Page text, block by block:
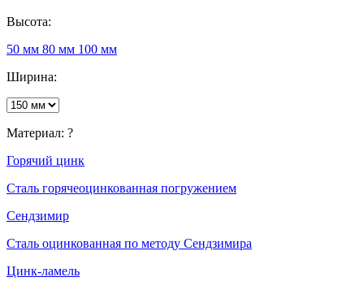
Высота:
50 мм 80 мм 100 мм
Ширина:
Материал: ?
Горячий цинк
Сталь горячеоцинкованная погружением
Сендзимир
Сталь оцинкованная по методу Сендзимира
Цинк-ламель